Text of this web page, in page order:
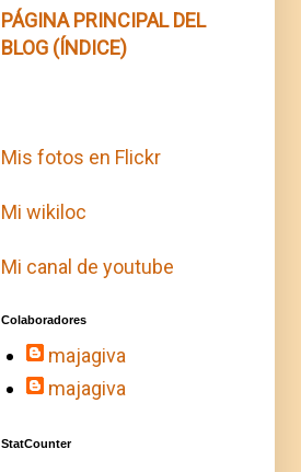
PÁGINA PRINCIPAL DEL
BLOG (ÍNDICE)
Mis fotos en Flickr
Mi wikiloc
Mi canal de youtube
Colaboradores
majagiva
majagiva
StatCounter